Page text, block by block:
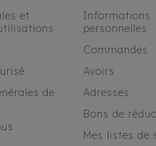
et
de
Informations
personnelles
Commandes
Avoirs
Adresses
Bons de
Mes listes de